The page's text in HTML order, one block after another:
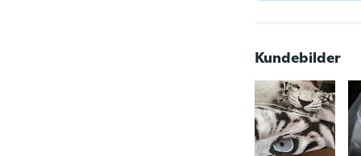
Kundebilder